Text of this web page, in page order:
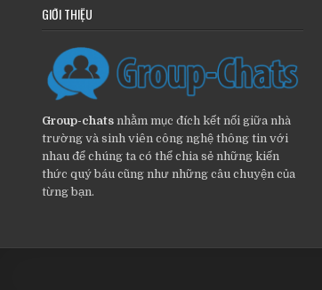
GIỚI THIỆU
Group-chats nhằm mục đích kết nối giữa nhà
trường và sinh viên công nghệ thông tin với
nhau để chúng ta có thể chia sẻ những kiến
thức quý báu cũng như những câu chuyện của
từng bạn.